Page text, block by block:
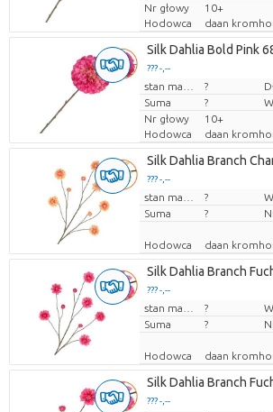
Nr głowy
10+
Hodowca
daan
Silk Dahlia Bold Pink
??? -,--
Cena za sztukę
?
Suma
?
Nr głowy
10+
Hodowca
daan
Silk Dahlia Branch
??? -,--
Cena za sztukę
?
Suma
?
Hodowca daan
Silk Dahlia Branch
??? -,--
Cena za sztukę
?
Suma
?
Hodowca daan
Silk Dahlia Branch
??? -,--